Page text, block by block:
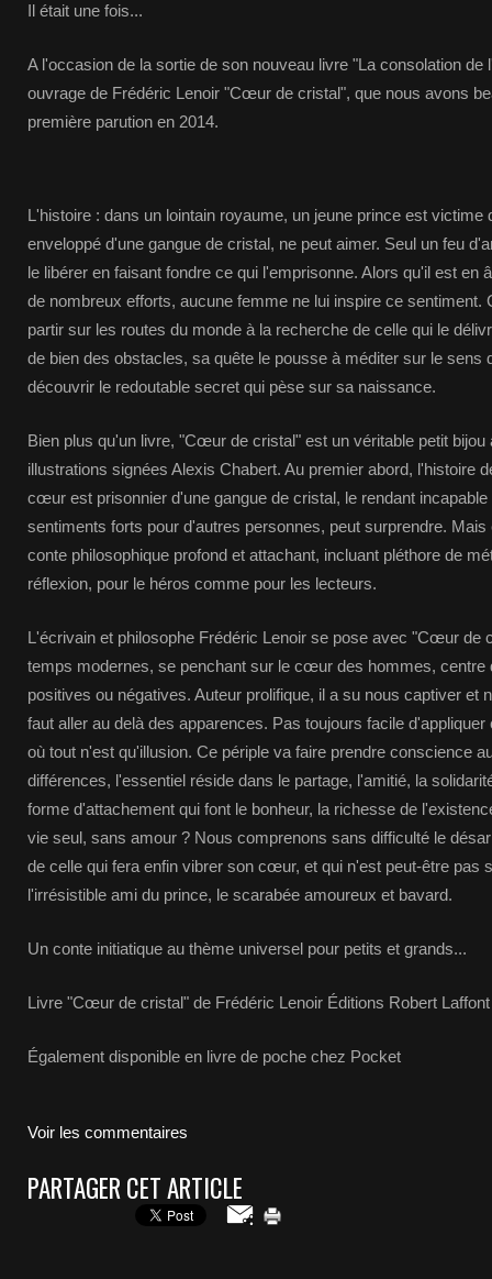
Il était une fois...
A l'occasion de la sortie de son nouveau livre "La consolation de
ouvrage de Frédéric Lenoir "Cœur de cristal", que nous avons
première parution en 2014.
L'histoire : dans un lointain royaume, un jeune prince est
enveloppé d'une gangue de cristal, ne peut aimer. Seul un feu
le libérer en faisant fondre ce qui l'emprisonne. Alors qu'il est en
de nombreux efforts, aucune femme ne lui inspire ce sentiment.
partir sur les routes du monde à la recherche de celle qui le
de bien des obstacles, sa quête le pousse à méditer sur le sens
découvrir le redoutable secret qui pèse sur sa naissance.
Bien plus qu'un livre, "Cœur de cristal" est un véritable petit bijou
illustrations signées Alexis Chabert. Au premier abord, l'histoire
cœur est prisonnier d'une gangue de cristal, le rendant
sentiments forts pour d'autres personnes, peut surprendre. Mais
conte philosophique profond et attachant, incluant pléthore de
réflexion, pour le héros comme pour les lecteurs.
L'écrivain et philosophe Frédéric Lenoir se pose avec "Cœur de
temps modernes, se penchant sur le cœur des hommes, centre
positives ou négatives. Auteur prolifique, il a su nous captiver et
faut aller au delà des apparences. Pas toujours facile
où tout n'est qu'illusion. Ce périple va faire prendre conscience
différences, l'essentiel réside dans le partage, l'amitié, la
forme d'attachement qui font le bonheur, la richesse de
vie seul, sans amour ? Nous comprenons sans difficulté le
de celle qui fera enfin vibrer son cœur, et qui n'est peut-être pas
l'irrésistible ami du prince, le scarabée amoureux et bavard.
Un conte initiatique au thème universel pour petits et grands...
Livre "Cœur de cristal" de Frédéric Lenoir Éditions Robert
Également disponible en livre de poche chez Pocket
Voir les commentaires
PARTAGER CET ARTICLE